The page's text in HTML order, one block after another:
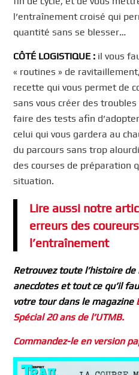
l’entraînement croisé qui
quantité sans se blesser…
CÔTÉ LOGISTIQUE : il vous
« routines » de
recette qui vous permet de
sans vous créer des
faire des tests afin
celui qui vous gardera au
du parcours sans trop
des courses de préparation
situation.
Lire aussi notre
erreurs des
l’entraînement
Retrouvez toute l’histoire de
anecdotes et tout ce qu’il
votre tour dans le magazine
Spécial 20 ans de l’UTMB.
Commandez-le en version